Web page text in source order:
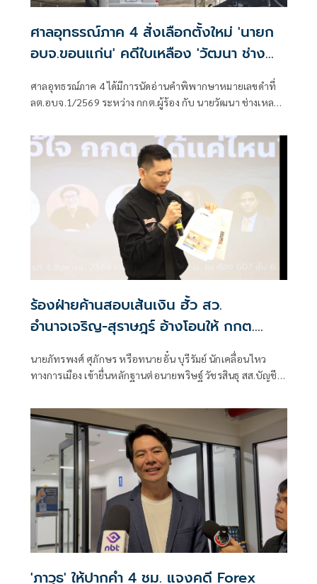
ศาลอุทธรณ์ภาค 4 สั่งเลือกตั้งใหม่ 'นายก
อบจ.ขอนแก่น' คดีใบเหลือง 'วัฒนา ช่าง
ศาลอุทธรณ์ภาค 4 ได้มีการนัดอ่านคำพิพากษาหมายเลขดำที่
ลต.อบจ.1/2569 ระหว่าง กกต.ผู้ร้อง กับ นายวัฒนา ช่างเหลา
บริหารท้องถิ่น (ขอให้มีการเลือกตั้ง นายก อบจ.ใหม่)
ร้องฝ่ายค้านสอบเส้นเงิน ฮั้ว สว.
อำนาจเจริญ-สุราษฎร์ อ้างโอนให้ กกต.
นายภัทรพงศ์ ศุภักษร หรือทนายอั๋น บุรีรัมย์ นักเคลื่อนไหว
ทางการเมือง เข้ายื่นหลักฐานต่อนายพริษฐ์ วัชรสินธุ สส.บัญชี
กรรมการประสานงานพรรคร่วมฝ่ายค้าน (วิปฝ่ายค้าน)
'ภาวุธ' ให้ปากคำ 4 ชม. แจงคดี Forex